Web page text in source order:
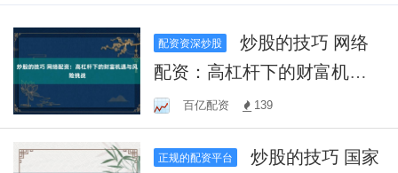
配资资深炒股
炒股的技巧 网络
配资：高杠杆下的财富机遇
与风险挑战
百亿配资 139
正规的配资平台
炒股的技巧 国家